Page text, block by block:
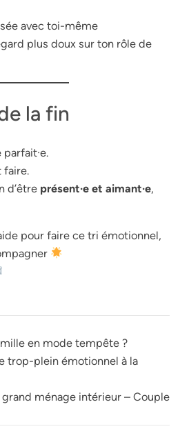
avec toi-même
plus doux sur ton rôle de
la fin
parfait·e.
faire.
d’être présent·e et aimant·e,
pour faire ce tri émotionnel,
en mode tempête ?
trop-plein émotionnel à la
grand ménage intérieur – Couple